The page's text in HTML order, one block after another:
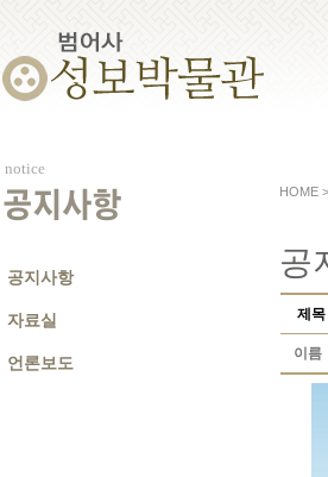
notice
공지사항
공지사항
자료실
언론보도
HOME
공
제목
이름